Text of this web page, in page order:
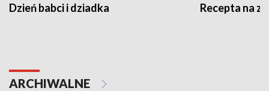
Dzień babci i dziadka Recepta na
ARCHIWALNE